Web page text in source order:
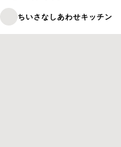
ちいさなしあわせキッチン